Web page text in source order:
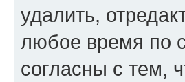
удалить,
любое время по
согласны с тем,